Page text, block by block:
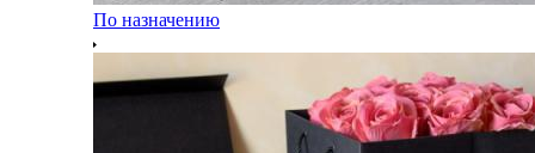
По назначению